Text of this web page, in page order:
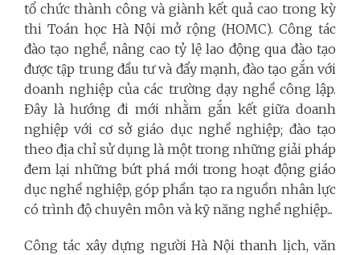
tổ chức thành công và giành kết quả cao trong kỳ
thi Toán học Hà Nội mở rộng (HOMC). Công tác
đào tạo nghề, nâng cao tỷ lệ lao động qua đào tạo
được tập trung đầu tư và đẩy mạnh, đào tạo gắn với
doanh nghiệp của các trường dạy nghề công lập.
Đây là hướng đi mới nhằm gắn kết giữa doanh
nghiệp với cơ sở giáo dục nghề nghiệp; đào tạo
theo địa chỉ sử dụng là một trong những giải pháp
đem lại những bứt phá mới trong hoạt động giáo
dục nghề nghiệp, góp phần tạo ra nguồn nhân lực
có trình độ chuyên môn và kỹ năng nghề nghiệp...
Công tác xây dựng người Hà Nội thanh lịch, văn